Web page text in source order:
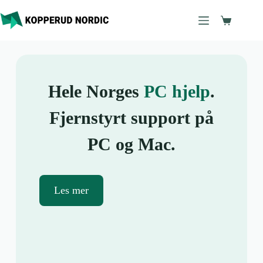
Hele Norges PC hjelp.
Fjernstyrt support på
PC og Mac.
Les mer